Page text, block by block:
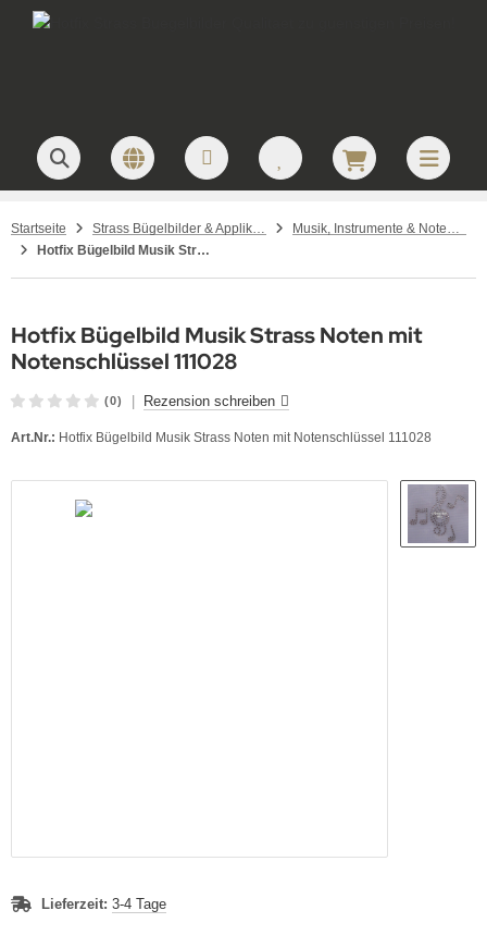
Startseite Strass Bügelbilder & Applikationen zum Aufbügeln
Musik, Instrumente & Noten – Strass Bügelbilder Strassmotive
Hotfix Bügelbild Musik Strass Noten mit Notenschlüssel 111028
Hotfix Bügelbild Musik Strass Noten mit
Notenschlüssel 111028
(0) Rezension schreiben
Art.Nr.: Hotfix Bügelbild Musik Strass Noten mit Notenschlüssel 111028
Lieferzeit: 3-4 Tage